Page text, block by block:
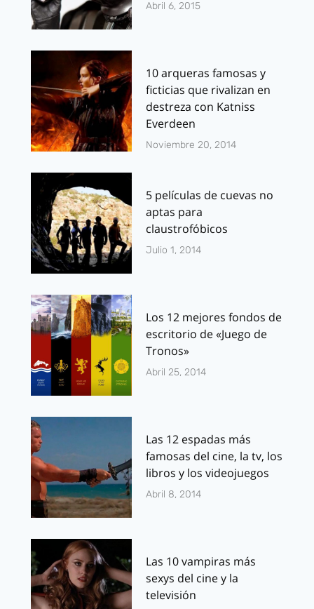
Abril 6, 2015
10 arqueras famosas y
ficticias que rivalizan en
destreza con Katniss
Everdeen
Noviembre 20, 2014
5 películas de cuevas no
aptas para
claustrofóbicos
Julio 1, 2014
Los 12 mejores fondos de
escritorio de «Juego de
Tronos»
Abril 25, 2014
Las 12 espadas más
famosas del cine, la tv, los
libros y los videojuegos
Abril 8, 2014
Las 10 vampiras más
sexys del cine y la
televisión